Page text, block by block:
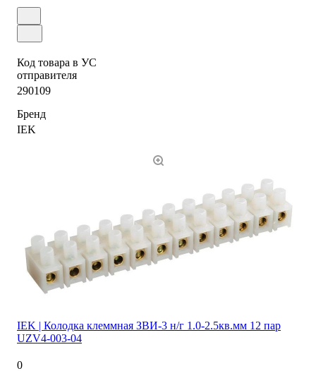
Код товара в УС
отправителя
290109
Бренд
IEK
IEK | Колодка клеммная ЗВИ-3 н/г 1.0-2.5кв.мм 12 пар
UZV4-003-04
0